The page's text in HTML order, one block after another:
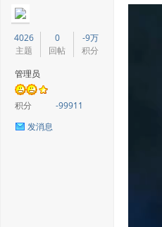
4026
主题
0
回帖
-9万
积分
管理员
积分
-99911
发消息